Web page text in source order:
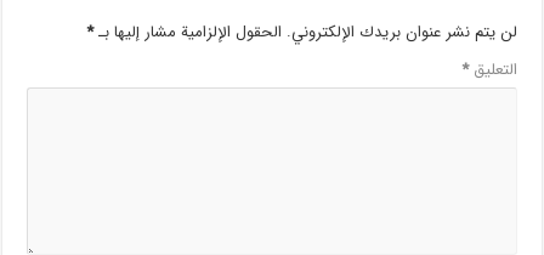
لن يتم نشر عنوان بريدك الإلكتروني. الحقول الإلزامية مشار إليها بـ*
التعليق*